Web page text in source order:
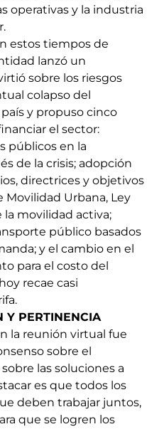
operativas y la industria
estos tiempos de
lanzó un
sobre los riesgos
colapso del
y propuso cinco
el sector:
públicos en la
de la crisis; adopción
directrices y objetivos
Movilidad Urbana, Ley
la movilidad activa;
público basados
y el cambio en el
para el costo del
recae casi
Y PERTINENCIA
la reunión virtual fue
sobre el
las soluciones a
es que todos los
deben trabajar juntos,
que se logren los